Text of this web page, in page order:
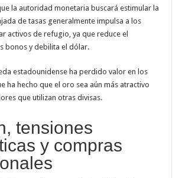
la autoridad monetaria buscará estimular la
de tasas generalmente impulsa a los
activos de refugio, ya que reduce el
bonos y debilita el dólar.
estadounidense ha perdido valor en los
ha hecho que el oro sea aún más atractivo
que utilizan otras divisas.
tensiones
y compras